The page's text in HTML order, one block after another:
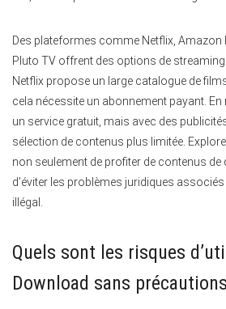
Des plateformes comme Netflix, Amazon
Pluto TV offrent des options de streaming
Netflix propose un large catalogue de
cela nécessite un abonnement payant.
un service gratuit, mais avec des
sélection de contenus plus limitée.
non seulement de profiter de contenus de
d’éviter les problèmes juridiques
illégal.
Quels sont les risques
Download sans